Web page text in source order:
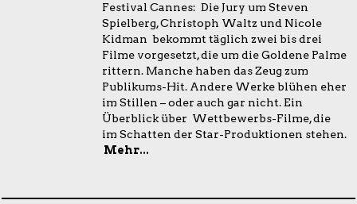
Festival Cannes: Die Jury um Steven
Spielberg, Christoph Waltz und Nicole
Kidman bekommt täglich zwei bis drei
Filme vorgesetzt, die um die Goldene Palme
rittern. Manche haben das Zeug zum
Publikums-Hit. Andere Werke blühen eher
im Stillen – oder auch gar nicht. Ein
Überblick über Wettbewerbs-Filme, die
im Schatten der Star-Produktionen stehen.
Mehr...